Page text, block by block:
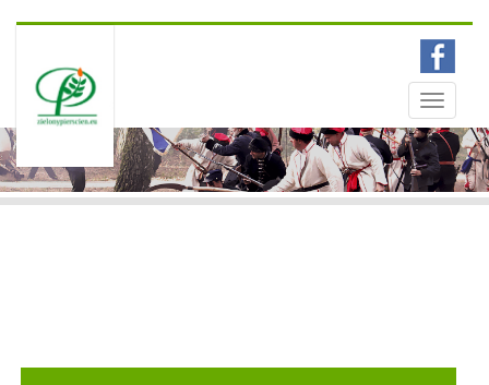
Toggle
Menu